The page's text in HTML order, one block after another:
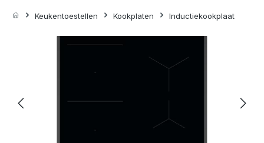
Keukentoestellen Kookplaten Inductiekookplaat